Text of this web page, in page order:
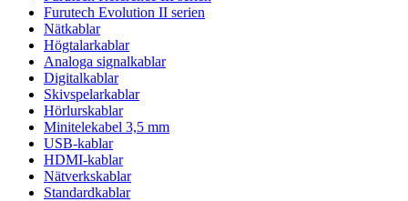
Furutech Evolution II serien
Nätkablar
Högtalarkablar
Analoga signalkablar
Digitalkablar
Skivspelarkablar
Hörlurskablar
Minitelekabel 3,5 mm
USB-kablar
HDMI-kablar
Nätverkskablar
Standardkablar